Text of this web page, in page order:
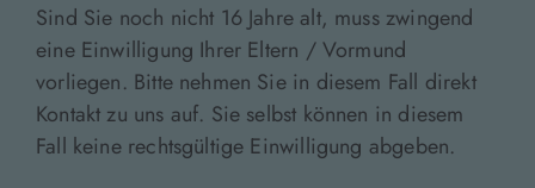
Sind Sie noch nicht 16 Jahre alt, muss zwingend
eine Einwilligung Ihrer Eltern / Vormund
vorliegen. Bitte nehmen Sie in diesem Fall direkt
Kontakt zu uns auf. Sie selbst können in diesem
Fall keine rechtsgültige Einwilligung abgeben.